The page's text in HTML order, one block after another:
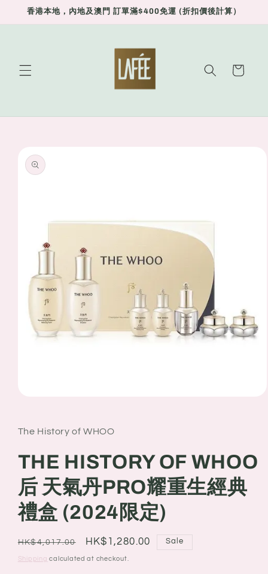
Skip to
香港本地，內地及澳門 訂單滿$400免運 (折扣價後計算）
Cart
product
information
in
modal
The History of WHOO
THE HISTORY OF WHOO
后 天氣丹PRO耀重生經典
禮盒 (2024限定)
Regular
price
HK$4,017.00
Sale
price
HK$1,280.00 Sale
Shipping calculated at checkout.